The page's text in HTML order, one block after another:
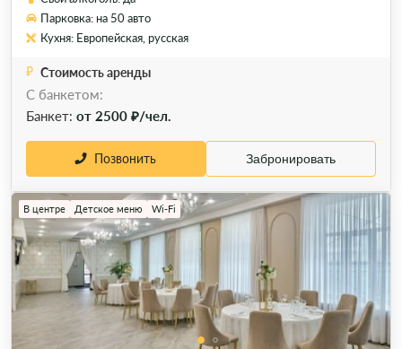
Парковка: на 50 авто
Кухня: Европейская, русская
Стоимость аренды
С банкетом:
Банкет: от 2500 ₽/чел.
Позвонить Забронировать
В центре Детское меню Wi-Fi